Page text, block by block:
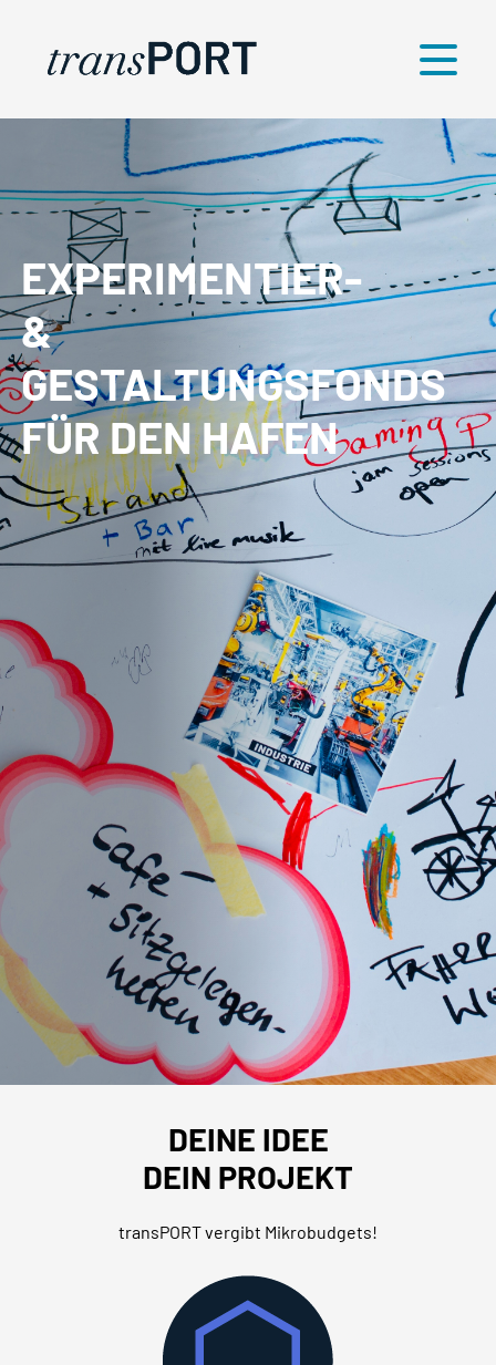
Menü
EXPERIMENTIER-
&
GESTALTUNGSFONDS
FÜR DEN HAFEN
DEINE IDEE
DEIN PROJEKT
transPORT vergibt Mikrobudgets!